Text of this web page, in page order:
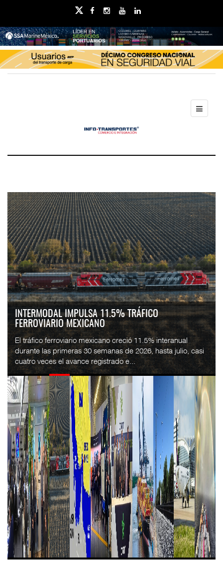
INTERMODAL IMPULSA 11.5% TRÁFICO
FERROVIARIO MEXICANO
El tráfico ferroviario mexicano creció 11.5% interanual
durante las primeras 30 semanas de 2026, hasta julio, casi
cuatro veces el avance registrado e...